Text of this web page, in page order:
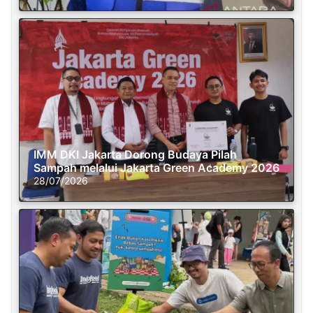
IMM DKI Jakarta Dorong Budaya Pilah
Sampah melalui Jakarta Green Academy 2026
28/07/2026